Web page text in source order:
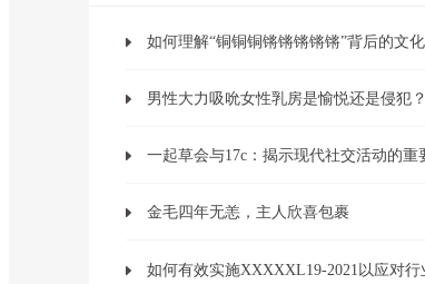
男性大力吸吮女性乳房是愉悦还是侵犯？
金毛四年无恙，主人欣喜包裹